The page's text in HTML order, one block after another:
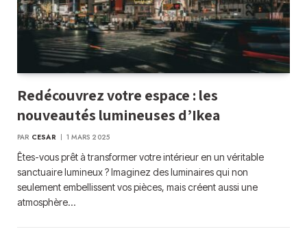
Redécouvrez votre espace : les
nouveautés lumineuses d’Ikea
PAR CESAR 1 MARS 2025
Êtes-vous prêt à transformer votre intérieur en un véritable
sanctuaire lumineux ? Imaginez des luminaires qui non
seulement embellissent vos pièces, mais créent aussi une
atmosphère…